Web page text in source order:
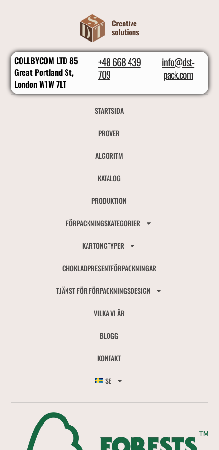
COLLBYCOM LTD 85
Great Portland St,
London W1W 7LT
+48 668 439
709
info@dst-
pack.com
STARTSIDA
PROVER
ALGORITM
KATALOG
PRODUKTION
FÖRPACKNINGSKATEGORIER
KARTONGTYPER
CHOKLADPRESENTFÖRPACKNINGAR
TJÄNST FÖR FÖRPACKNINGSDESIGN
VILKA VI ÄR
BLOGG
KONTAKT
SE